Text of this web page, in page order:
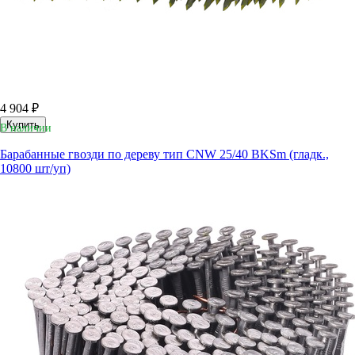
4 904 ₽
Купить
В наличии
Барабанные гвозди по дереву тип CNW 25/40 BKSm (гладк.,
10800 шт/уп)